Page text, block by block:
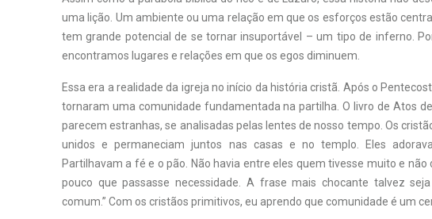
uma lição. Um ambiente ou uma relação em que os esforços estão
tem grande potencial de se tornar insuportável – um tipo de inferno.
encontramos lugares e relações em que os egos diminuem.
Essa era a realidade da igreja no início da história cristã. Após o
tornaram uma comunidade fundamentada na partilha. O livro de Atos
parecem estranhas, se analisadas pelas lentes de nosso tempo. Os
unidos e permaneciam juntos nas casas e no templo. Eles
Partilhavam a fé e o pão. Não havia entre eles quem tivesse muito e
pouco que passasse necessidade. A frase mais chocante talvez
comum.” Com os cristãos primitivos, eu aprendo que comunidade é um